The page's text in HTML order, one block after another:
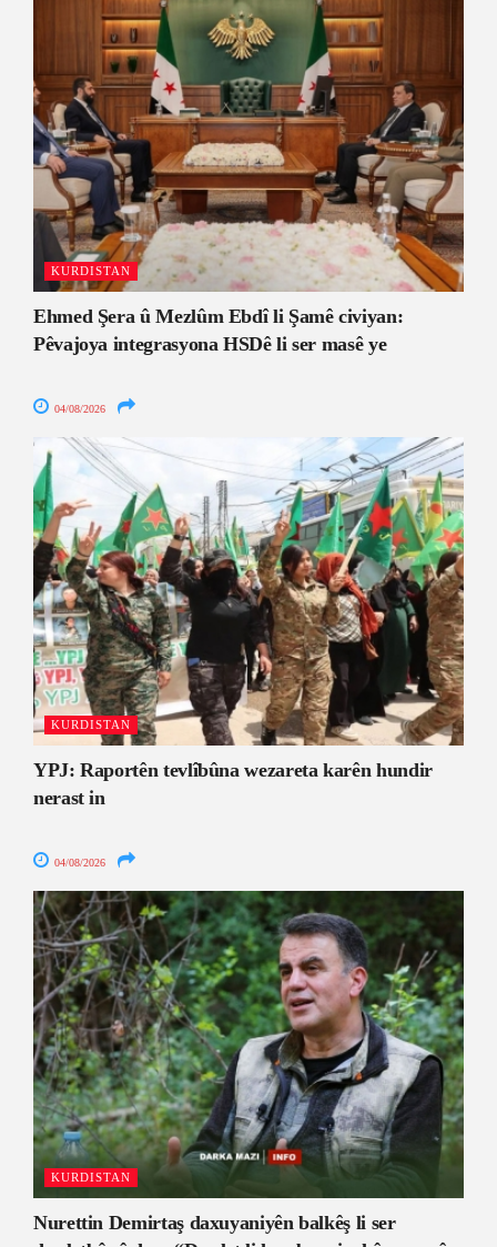
KURDISTAN
Ehmed Şera û Mezlûm Ebdî li Şamê civiyan:
Pêvajoya integrasyona HSDê li ser masê ye
04/08/2026
KURDISTAN
YPJ: Raportên tevlîbûna wezareta karên hundir
nerast in
04/08/2026
KURDISTAN
Nurettin Demirtaş daxuyaniyên balkêş li ser